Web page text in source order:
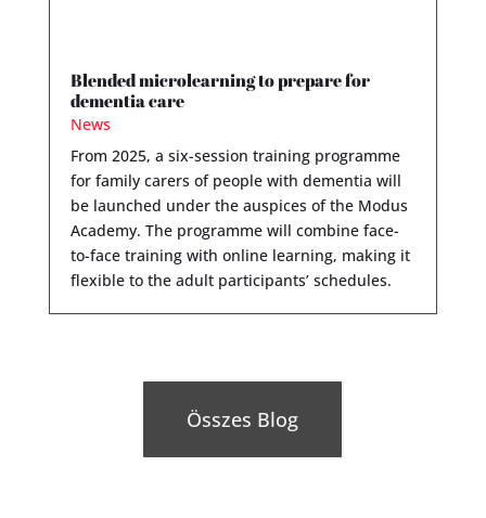
Blended microlearning to prepare for
dementia care
News
From 2025, a six-session training programme
for family carers of people with dementia will
be launched under the auspices of the Modus
Academy. The programme will combine face-
to-face training with online learning, making it
flexible to the adult participants’ schedules.
Összes Blog